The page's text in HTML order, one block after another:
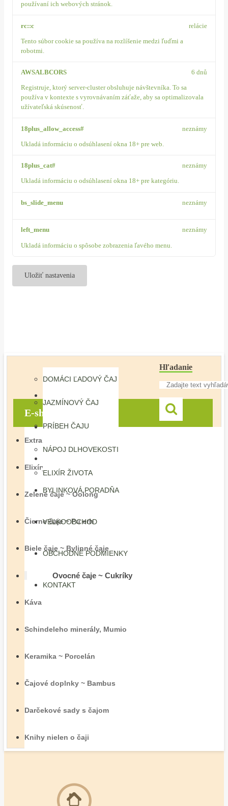
používaní ich webových stránok.
rc::c
Tento súbor cookie sa používa na rozlíšenie medzi ľuďmi a
robotmi.
relácie
AWSALBCORS
Registruje, ktorý server-cluster obsluhuje návštevníka. To sa
používa v kontexte s vyrovnávaním záťaže, aby sa optimalizovala
užívateľská skúsenosť.
6 dnů
18plus_allow_access#
Ukladá informáciu o odsúhlasení okna 18+ pre web.
neznámy
18plus_cat#
Ukladá informáciu o odsúhlasení okna 18+ pre kategóriu.
neznámy
bs_slide_menu neznámy
left_menu
Ukladá informáciu o spôsobe zobrazenia ľavého menu.
neznámy
Uložiť nastavenia
O ČAJI
DOMÁCI ĽADOVÝ ČAJ
JAZMÍNOVÝ ČAJ
PRÍBEH ČAJU
NÁPOJ DLHOVEKOSTI
ELIXÍR ŽIVOTA
BYLINKOVÁ PORADŇA
VEĽKOOBCHOD
OBCHODNÉ PODMIENKY
KONTAKT
Hľadanie
E-shop
Extrakty Herba Vitalis
Elixíry Herba Vitalis
Zelené čaje ~ Oolong
Čierne čaje ~ Pu erh
Biele čaje ~ Bylinné čaje
Ovocné čaje ~ Cukríky
Káva
Schindeleho minerály, Mumio
Keramika ~ Porcelán
Čajové doplnky ~ Bambus
Darčekové sady s čajom
Knihy nielen o čaji